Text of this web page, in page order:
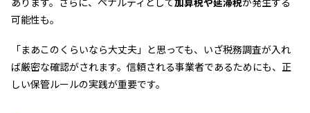
可能性も。
「まあこのくらいなら大丈夫」と思っても、いざ税務調査が入れ
ば厳密な確認がされます。信頼される事業者であるためにも、正
しい保管ルールの実践が重要です。